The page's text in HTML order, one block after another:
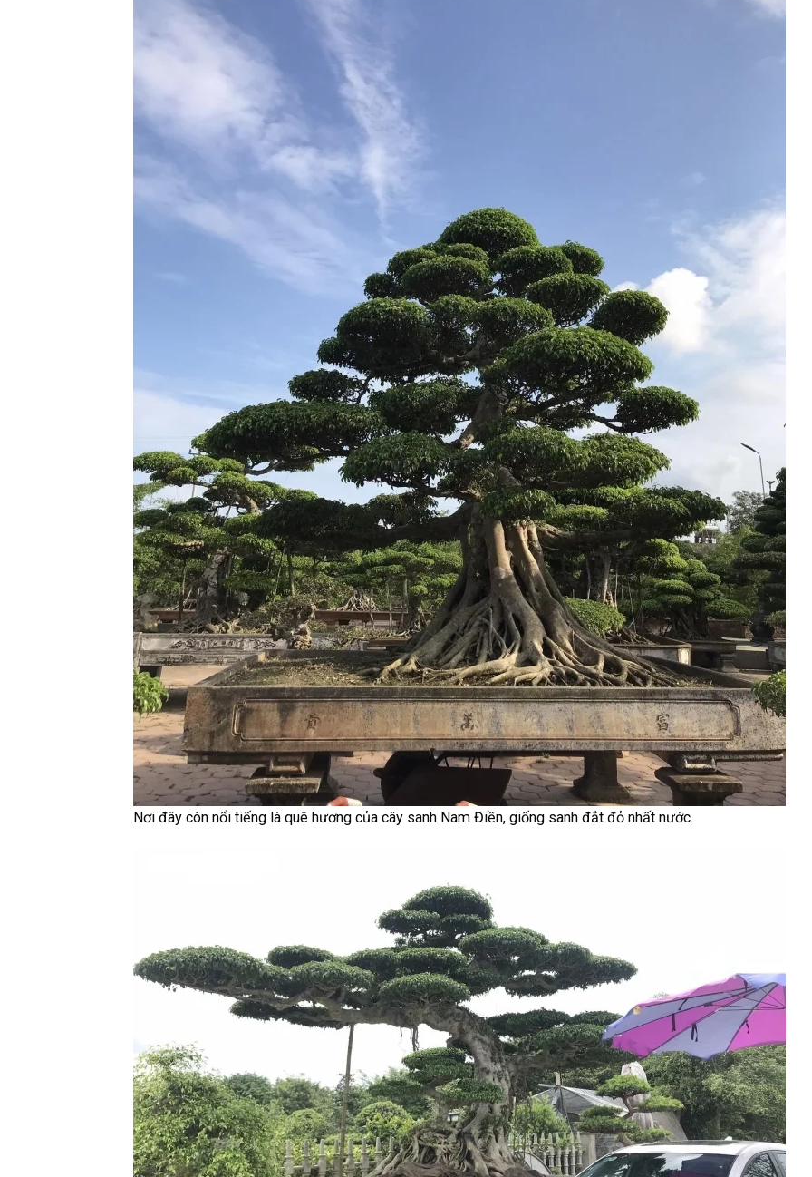
Nơi đây còn nổi tiếng là quê hương của cây sanh Nam Điền, giống sanh đắt đỏ nhất nước.